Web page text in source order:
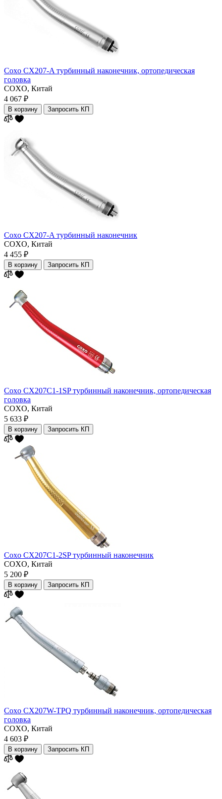
Coxo CX207-A турбинный наконечник, ортопедическая
головка
COXO, Китай
4 067 ₽
В корзину Запросить КП
Coxo CX207-A турбинный наконечник
COXO, Китай
4 455 ₽
В корзину Запросить КП
Coxo CX207C1-1SP турбинный наконечник, ортопедическая
головка
COXO, Китай
5 633 ₽
В корзину Запросить КП
Coxo CX207C1-2SP турбинный наконечник
COXO, Китай
5 200 ₽
В корзину Запросить КП
Coxo CX207W-TPQ турбинный наконечник, ортопедическая
головка
COXO, Китай
4 603 ₽
В корзину Запросить КП